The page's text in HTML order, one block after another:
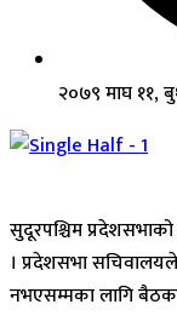
२०७९ माघ ११,
सुदूरपश्चिम
। प्रदेशसभा
नभएसम्मका लागि बैठक